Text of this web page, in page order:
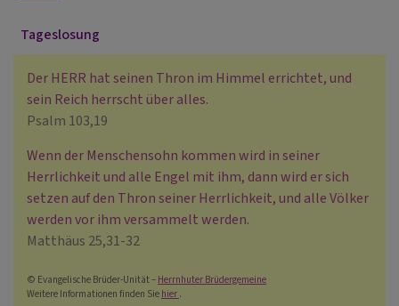
Tageslosung
Der HERR hat seinen Thron im Himmel errichtet, und
sein Reich herrscht über alles.
Psalm 103,19
Wenn der Menschensohn kommen wird in seiner
Herrlichkeit und alle Engel mit ihm, dann wird er sich
setzen auf den Thron seiner Herrlichkeit, und alle Völker
werden vor ihm versammelt werden.
Matthäus 25,31-32
© Evangelische Brüder-Unität – Herrnhuter Brüdergemeine
Weitere Informationen finden Sie hier .